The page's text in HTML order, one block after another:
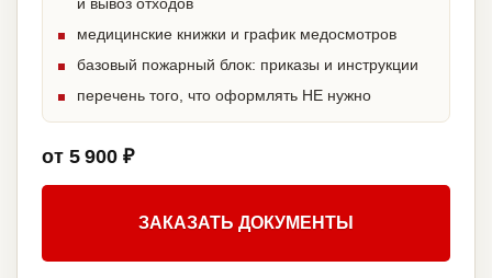
медицинские книжки и график медосмотров
базовый пожарный блок: приказы и инструкции
перечень того, что оформлять НЕ нужно
от 5 900 ₽
ЗАКАЗАТЬ ДОКУМЕНТЫ